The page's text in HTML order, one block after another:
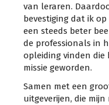
van leraren.
bevestiging dat ik
een steeds beter
de professionals in
opleiding vinden die
missie geworden.
Samen met een
uitgeverijen, die